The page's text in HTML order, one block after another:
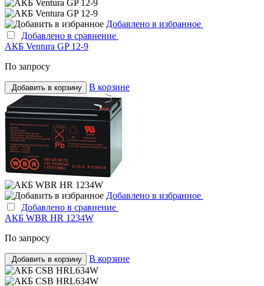
Добавлено в избранное
Добавлено в сравнение
АКБ Ventura GP 12-9
По запросу
Добавить в корзину В корзине
Добавлено в избранное
Добавлено в сравнение
АКБ WBR HR 1234W
По запросу
Добавить в корзину В корзине